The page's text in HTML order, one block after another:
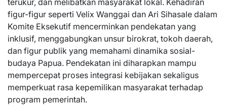
figur-figur seperti Velix Wanggai dan Ari Sihasale dalam
Komite Eksekutif mencerminkan pendekatan yang
inklusif, menggabungkan unsur birokrat, tokoh daerah,
dan figur publik yang memahami dinamika sosial-
budaya Papua. Pendekatan ini diharapkan mampu
mempercepat proses integrasi kebijakan sekaligus
memperkuat rasa kepemilikan masyarakat terhadap
program pemerintah.